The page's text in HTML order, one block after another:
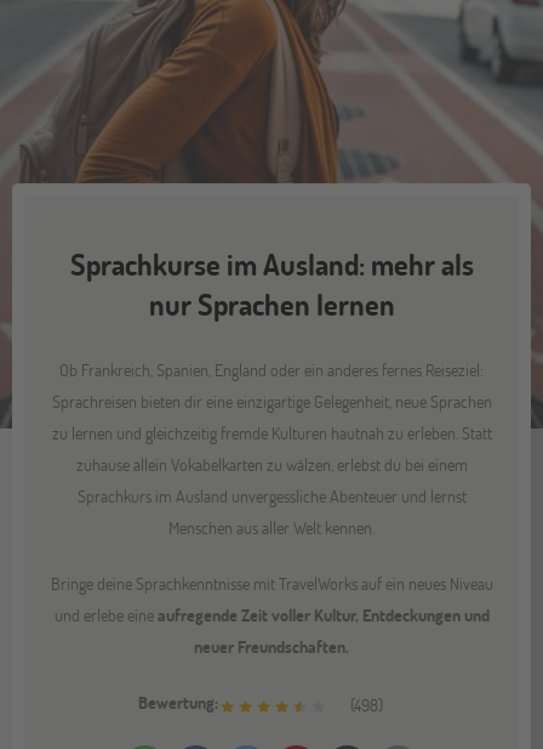
Sprachkurse im Ausland: mehr als
nur Sprachen lernen
Ob Frankreich, Spanien, England oder ein anderes fernes Reiseziel:
Sprachreisen bieten dir eine einzigartige Gelegenheit, neue Sprachen
zu lernen und gleichzeitig fremde Kulturen hautnah zu erleben. Statt
zuhause allein Vokabelkarten zu wälzen, erlebst du bei einem
Sprachkurs im Ausland unvergessliche Abenteuer und lernst
Menschen aus aller Welt kennen.
Bringe deine Sprachkenntnisse mit TravelWorks auf ein neues Niveau
und erlebe eineaufregende Zeit voller Kultur, Entdeckungen und
neuer Freundschaften.
Bewertung: (498)